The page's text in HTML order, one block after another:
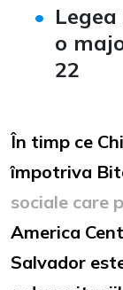
o
22
În timp ce
împotriva
sociale care
America
Salvador